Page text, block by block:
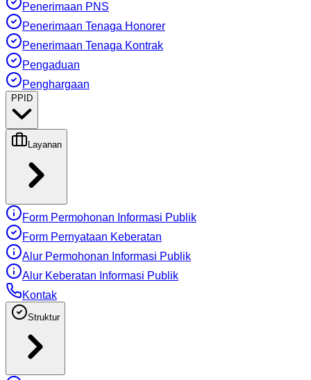
Penerimaan PNS
Penerimaan Tenaga Honorer
Penerimaan Tenaga Kontrak
Pengaduan
Penghargaan
PPID
Layanan
Form Permohonan Informasi Publik
Form Pernyataan Keberatan
Alur Permohonan Informasi Publik
Alur Keberatan Informasi Publik
Kontak
Struktur